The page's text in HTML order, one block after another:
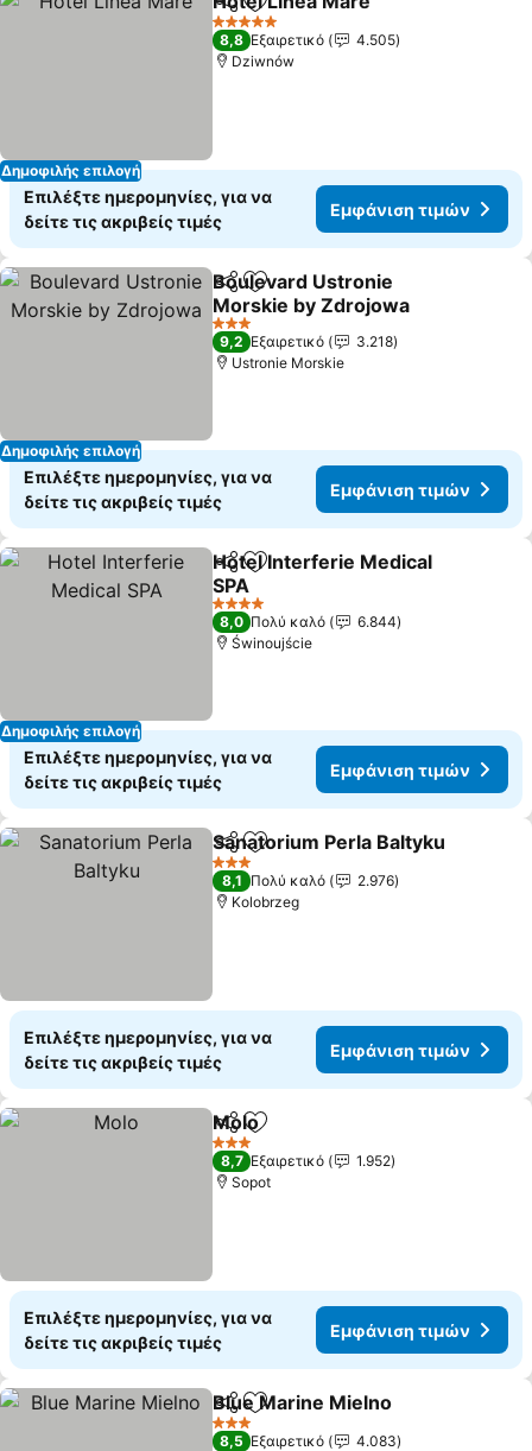
Δημοφιλής επιλογή
Κοινοποίηση
Προσθήκη στα αγαπημένα
5 Αστέρια
8,8 Εξαιρετικό
4.505
Dziwnów
Επιλέξτε ημερομηνίες, για να
δείτε τις ακριβείς τιμές
Εμφάνιση τιμών
Δημοφιλής επιλογή
Κοινοποίηση
Προσθήκη στα αγαπημένα
Boulevard Ustronie
Morskie by Zdrojowa
3 Αστέρια
9,2 Εξαιρετικό
3.218
Ustronie Morskie
Επιλέξτε ημερομηνίες, για να
δείτε τις ακριβείς τιμές
Εμφάνιση τιμών
Δημοφιλής επιλογή
Κοινοποίηση
Προσθήκη στα αγαπημένα
Hotel Interferie Medical
SPA
4 Αστέρια
8,0 Πολύ καλό
6.844
Świnoujście
Επιλέξτε ημερομηνίες, για να
δείτε τις ακριβείς τιμές
Εμφάνιση τιμών
Κοινοποίηση
Προσθήκη στα αγαπημένα
Sanatorium Perla Baltyku
3 Αστέρια
8,1 Πολύ καλό
2.976
Kolobrzeg
Επιλέξτε ημερομηνίες, για να
δείτε τις ακριβείς τιμές
Εμφάνιση τιμών
Κοινοποίηση
Προσθήκη στα αγαπημένα
Molo
3 Αστέρια
8,7 Εξαιρετικό
1.952
Sopot
Επιλέξτε ημερομηνίες, για να
δείτε τις ακριβείς τιμές
Εμφάνιση τιμών
Κοινοποίηση
Προσθήκη στα αγαπημένα
Blue Marine Mielno
3 Αστέρια
8,5 Εξαιρετικό
4.083